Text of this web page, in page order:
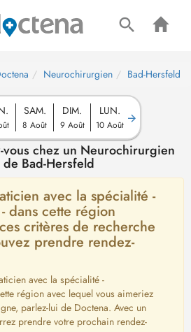
Neurochirurgien Bad-Hersfeld
SAM.
8 Août
DIM.
9 Août
LUN.
10 Août
chez un Neurochirurgien
Bad-Hersfeld
avec la spécialité -
dans cette région
critères de recherche
prendre rendez-
avec la spécialité -
région avec lequel vous aimeriez
parlez-lui de Doctena. Avec un
prendre votre prochain rendez-